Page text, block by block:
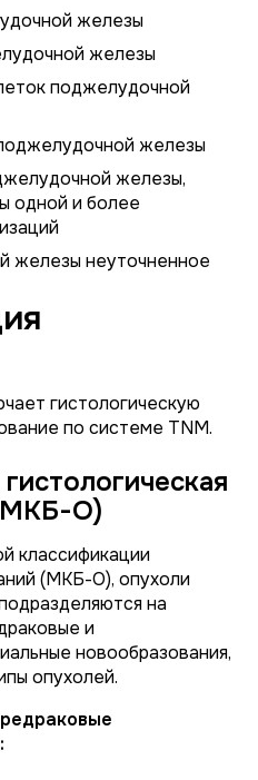
железы
железы
поджелудочной
железы
железы,
одной и более
железы неуточненное
гистологическую
по системе TNM.
О)
классификации
(МКБ-О), опухоли
на
и
новообразования,
опухолей.